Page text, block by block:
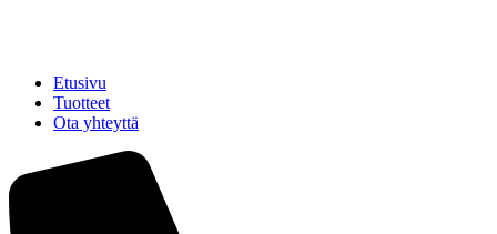
Etusivu
Tuotteet
Ota yhteyttä